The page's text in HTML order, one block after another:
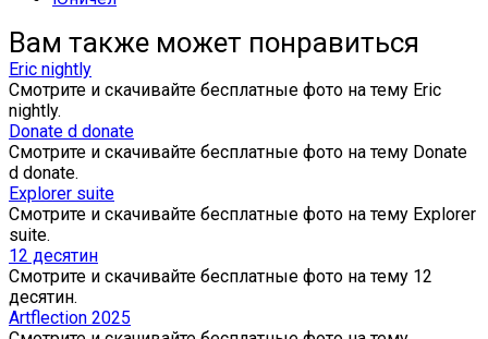
Вам также может понравиться
Eric nightly
Смотрите и скачивайте бесплатные фото на тему Eric
nightly.
Donate d donate
Смотрите и скачивайте бесплатные фото на тему Donate
d donate.
Explorer suite
Смотрите и скачивайте бесплатные фото на тему Explorer
suite.
12 десятин
Смотрите и скачивайте бесплатные фото на тему 12
десятин.
Artflection 2025